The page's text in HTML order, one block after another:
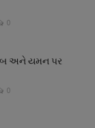
0
અને યમન પર
0